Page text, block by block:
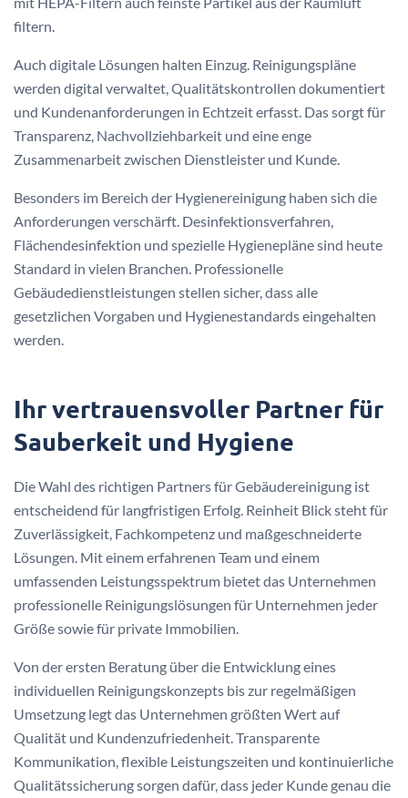
filtern.
Auch digitale Lösungen halten Einzug. Reinigungspläne
werden digital verwaltet, Qualitätskontrollen dokumentiert
und Kundenanforderungen in Echtzeit erfasst. Das sorgt für
Transparenz, Nachvollziehbarkeit und eine enge
Zusammenarbeit zwischen Dienstleister und Kunde.
Besonders im Bereich der Hygienereinigung haben sich die
Anforderungen verschärft. Desinfektionsverfahren,
Flächendesinfektion und spezielle Hygienepläne sind heute
Standard in vielen Branchen. Professionelle
Gebäudedienstleistungen stellen sicher, dass alle
gesetzlichen Vorgaben und Hygienestandards eingehalten
werden.
Ihr vertrauensvoller Partner für
Sauberkeit und Hygiene
Die Wahl des richtigen Partners für Gebäudereinigung ist
entscheidend für langfristigen Erfolg. Reinheit Blick steht für
Zuverlässigkeit, Fachkompetenz und maßgeschneiderte
Lösungen. Mit einem erfahrenen Team und einem
umfassenden Leistungsspektrum bietet das Unternehmen
professionelle Reinigungslösungen für Unternehmen jeder
Größe sowie für private Immobilien.
Von der ersten Beratung über die Entwicklung eines
individuellen Reinigungskonzepts bis zur regelmäßigen
Umsetzung legt das Unternehmen größten Wert auf
Qualität und Kundenzufriedenheit. Transparente
Kommunikation, flexible Leistungszeiten und kontinuierliche
Qualitätssicherung sorgen dafür, dass jeder Kunde genau die